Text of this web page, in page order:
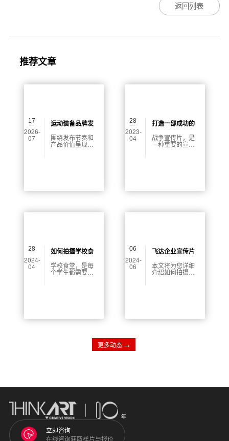
返回列表
推荐文章
17
2026-
07
运动装备品牌发
布会视频制作怎
么做？
围绕发布节奏和
产品价值呈现做
28
2023-
04
打造一部成功的
战争宣传片
战争宣传片，是
一种重要的宣传
何拍摄一部成功
有效的拍摄技
28
2024-
04
如何拍摄学校食
堂宣传片
学校食堂，是每
个学生都需要走
趣，提高学生们
应该着重推广的
章中，我们将会
06
2024-
06
飞达企业宣传片
怎么拍
本文将为您详细
介绍如何拍摄飞
更多动态 →
立即咨询
在线咨询获取样片与报价